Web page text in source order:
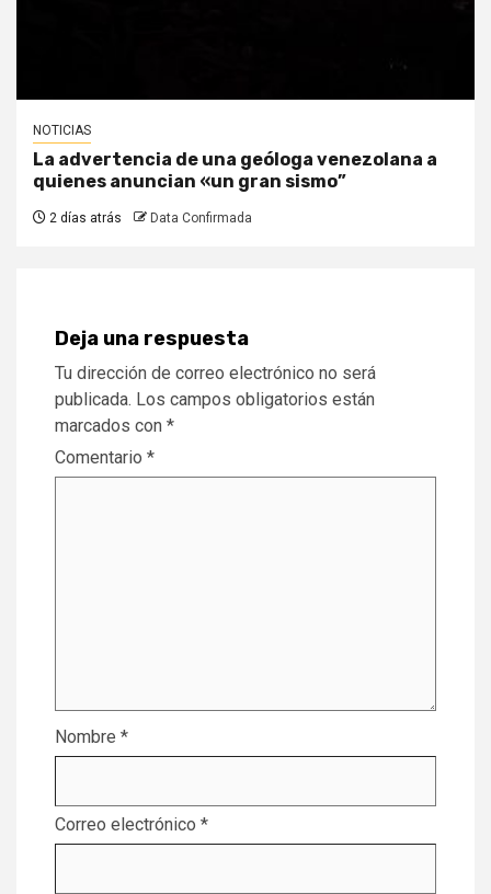
NOTICIAS
La advertencia de una geóloga venezolana a
quienes anuncian «un gran sismo”
2 días atrás Data Confirmada
Deja una respuesta
Tu dirección de correo electrónico no será
publicada. Los campos obligatorios están
marcados con *
Comentario *
Nombre *
Correo electrónico *